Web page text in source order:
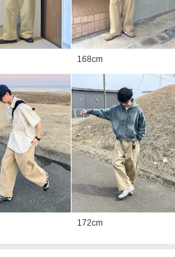
168cm
172cm